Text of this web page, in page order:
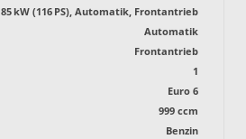
85 kW (116 PS), Automatik, Frontantrieb
Automatik
Frontantrieb
1
Euro 6
999 ccm
Benzin